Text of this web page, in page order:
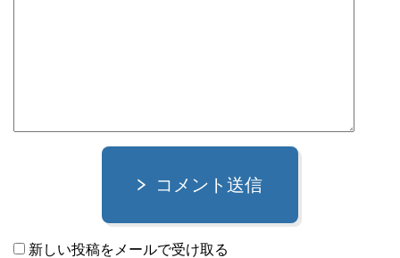
コメント送信
新しい投稿をメールで受け取る